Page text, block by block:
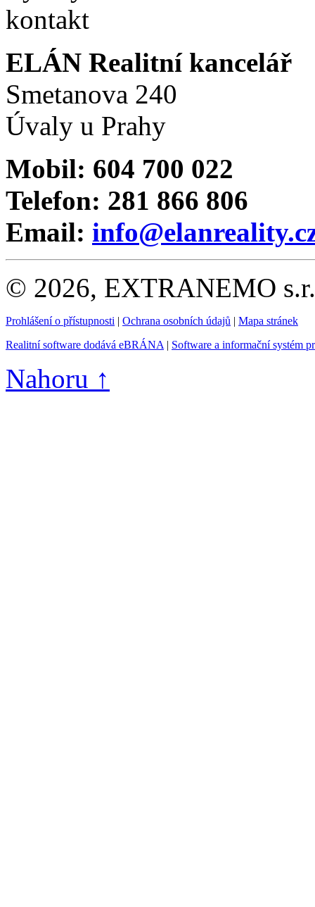
ELÁN Realitní kancelář
Smetanova 240
Úvaly u Prahy
Mobil: 604 700 022
Telefon: 281 866 806
Email:
© 2026, EXTRANEMO
Prohlášení o přístupnosti | Ochrana osobních údajů | Mapa stránek
Realitní software dodává eBRÁNA | Software a informační systém
Nahoru ↑